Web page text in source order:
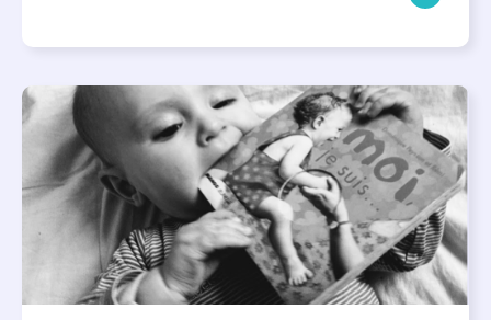
APPEL À SOUTIEN